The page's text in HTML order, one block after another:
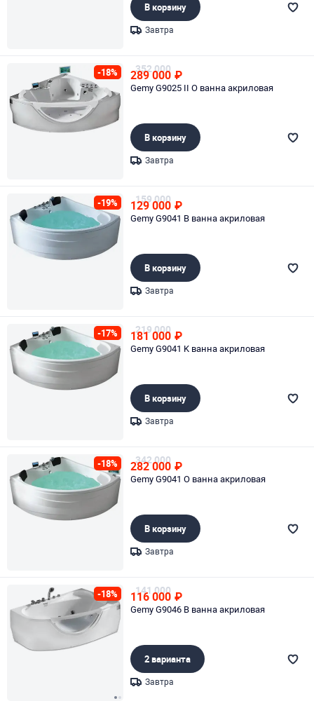
В корзину
Завтра
-18% 352 000
289 000 ₽
Gemy G9025 II O ванна акриловая
В корзину
Завтра
-19% 159 000
129 000 ₽
Gemy G9041 B ванна акриловая
В корзину
Завтра
-17% 219 000
181 000 ₽
Gemy G9041 K ванна акриловая
В корзину
Завтра
-18% 342 000
282 000 ₽
Gemy G9041 O ванна акриловая
В корзину
Завтра
-18% 141 000
116 000 ₽
Gemy G9046 B ванна акриловая
2 варианта
Завтра